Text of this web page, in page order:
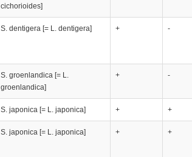
cichorioides]
S. dentigera [= L. dentigera] + -
S. groenlandica [= L.
groenlandica]
+ -
S. japonica [= L. japonica] + +
S. japonica [= L. japonica] + +